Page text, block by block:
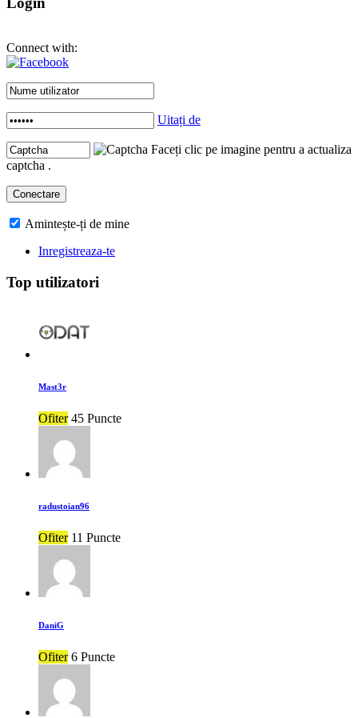
Connect with:
Uitați de
Faceți clic pe imagine pentru a actualiza
captcha .
Amintește-ți de mine
Inregistreaza-te
Top utilizatori
Mast3r
Ofiter 45 Puncte
radustoian96
Ofiter 11 Puncte
DaniG
Ofiter 6 Puncte